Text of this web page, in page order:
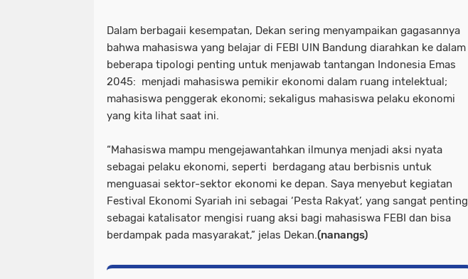
Dalam berbagaii kesempatan, Dekan sering menyampaikan gagasannya
bahwa mahasiswa yang belajar di FEBI UIN Bandung diarahkan ke dalam
beberapa tipologi penting untuk menjawab tantangan Indonesia Emas
2045: menjadi mahasiswa pemikir ekonomi dalam ruang intelektual;
mahasiswa penggerak ekonomi; sekaligus mahasiswa pelaku ekonomi
yang kita lihat saat ini.
“Mahasiswa mampu mengejawantahkan ilmunya menjadi aksi nyata
sebagai pelaku ekonomi, seperti berdagang atau berbisnis untuk
menguasai sektor-sektor ekonomi ke depan. Saya menyebut kegiatan
Festival Ekonomi Syariah ini sebagai ‘Pesta Rakyat’, yang sangat penting
sebagai katalisator mengisi ruang aksi bagi mahasiswa FEBI dan bisa
berdampak pada masyarakat,” jelas Dekan.(nanangs)